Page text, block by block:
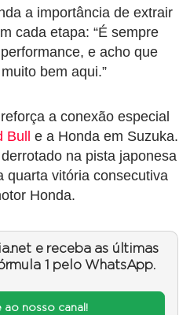
a importância de extrair
cada etapa: “É sempre
e acho que
bem aqui.”
a conexão especial
Bull
e a Honda em Suzuka.
na pista japonesa
quarta vitória consecutiva
Honda.
e receba as últimas
1 pelo WhatsApp.
ao nosso canal!